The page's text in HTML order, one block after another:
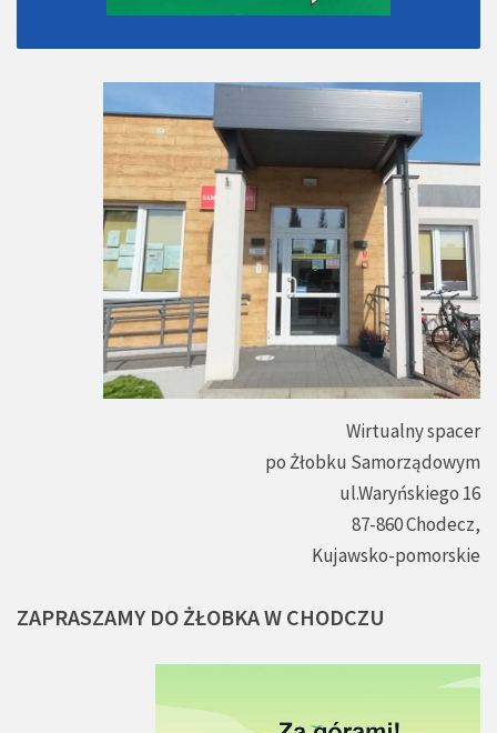
Wirtualny spacer
po Żłobku Samorządowym
ul.Waryńskiego 16
87-860 Chodecz,
Kujawsko-pomorskie
ZAPRASZAMY DO ŻŁOBKAW CHODCZU